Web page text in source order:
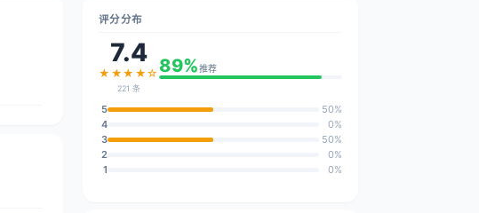
评分分布
7.4
★★★★☆
221 条
89%推荐
5
50%
4
0%
3
50%
2
0%
1
0%